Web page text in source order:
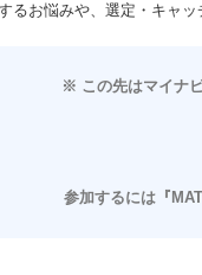
るお悩みや、選定・キャ